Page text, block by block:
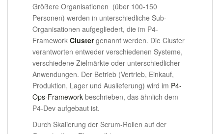
Größere Organisationen (über 100-150
Personen) werden in unterschiedliche Sub-
Organisationen aufgegliedert, die im P4-
Framework Clustergenannt werden. Die Cluster
verantworten entweder verschiedenen Systeme,
verschiedene Zielmärkte oder unterschiedlicher
Anwendungen. Der Betrieb (Vertrieb, Einkauf,
Produktion, Lager und Auslieferung) wird im P4-
Ops-Framework beschrieben, das ähnlich dem
P4-Dev aufgebaut ist.
Durch Skalierung der Scrum-Rollen auf der